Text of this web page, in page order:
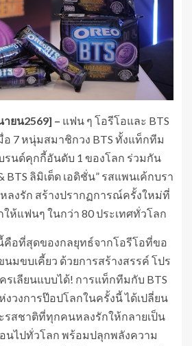
ายน2569] – แฟน ๆ โอรีโอและ BTS
อ 7 หนุ่มสมาชิกวง BTS ทั้งแท็กทีม
รนด์คุกกี้อันดับ 1 ของโลก ร่วมกัน
BTS ลิมิเต็ด เอดิชั่น” รสแพนเค้กบรา
ลงรัก สร้างปรากฏการณ์ครั้งใหม่ที่
ห้แฟนๆ ในกว่า 80 ประเทศทั่วโลก
คือที่สุดของกลยุทธ์จากโอรีโอที่ขอ
มขบเคี้ยว ด้วยการสร้างสรรค์ โปร
รเลียนแบบได้! การแท็กทีมกับ BTS
วงการป๊อปโลกในครั้งนี้ ได้เปลี่ยน
รสชาติที่ทุกคนหลงรักให้กลายเป็น
นไปทั่วโลก พร้อมปลุกพลังความ